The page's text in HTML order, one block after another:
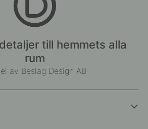
till hemmets alla
rum
av Beslag Design AB